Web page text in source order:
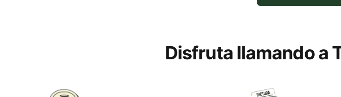
Disfruta llamando a